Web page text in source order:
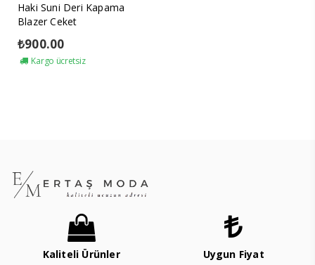
Haki Suni Deri Kapama
Blazer Ceket
₺900.00
Kargo ücretsiz
Kaliteli Ürünler
Uygun Fiyat